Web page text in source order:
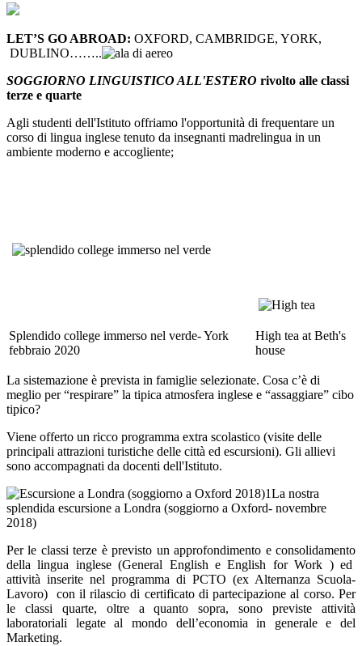
LET’S GO ABROAD: OXFORD, CAMBRIDGE, YORK,
DUBLINO……..
SOGGIORNO LINGUISTICO ALL'ESTERO rivolto alle classi
terze e quarte
Agli studenti dell'Istituto offriamo l'opportunità di frequentare un
corso di lingua inglese tenuto da insegnanti madrelingua in un
ambiente moderno e accogliente;
Splendido college immerso nel verde- York
febbraio 2020
High tea at Beth's
house
La sistemazione è prevista in famiglie selezionate. Cosa c’è di
meglio per “respirare” la tipica atmosfera inglese e “assaggiare” cibo
tipico?
Viene offerto un ricco programma extra scolastico (visite delle
principali attrazioni turistiche delle città ed escursioni). Gli allievi
sono accompagnati da docenti dell'Istituto.
1La nostra
splendida escursione a Londra (soggiorno a Oxford- novembre
2018)
Per le classi terze è previsto un approfondimento e consolidamento
della lingua inglese (General English e English for Work ) ed
attività inserite nel programma di PCTO (ex Alternanza Scuola-
Lavoro) con il rilascio di certificato di partecipazione al corso. Per
le classi quarte, oltre a quanto sopra, sono previste attività
laboratoriali legate al mondo dell’economia in generale e del
Marketing.